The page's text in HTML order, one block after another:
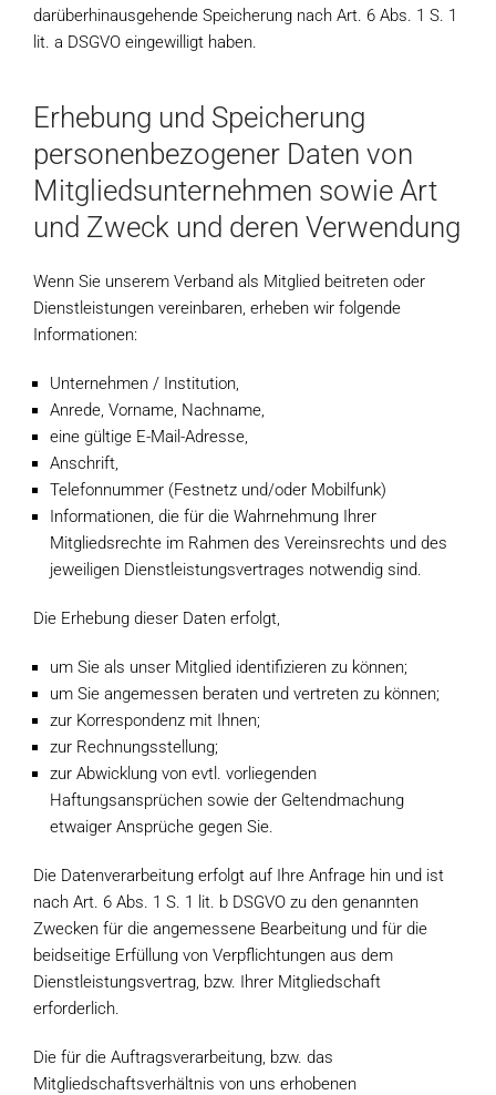
darüberhinausgehende Speicherung nach Art. 6 Abs. 1 S. 1
lit. a DSGVO eingewilligt haben.
Erhebung und Speicherung
personenbezogener Daten von
Mitgliedsunternehmen sowie Art
und Zweck und deren Verwendung
Wenn Sie unserem Verband als Mitglied beitreten oder
Dienstleistungen vereinbaren, erheben wir folgende
Informationen:
Unternehmen / Institution,
Anrede, Vorname, Nachname,
eine gültige E-Mail-Adresse,
Anschrift,
Telefonnummer (Festnetz und/oder Mobilfunk)
Informationen, die für die Wahrnehmung Ihrer
Mitgliedsrechte im Rahmen des Vereinsrechts und des
jeweiligen Dienstleistungsvertrages notwendig sind.
Die Erhebung dieser Daten erfolgt,
um Sie als unser Mitglied identifizieren zu können;
um Sie angemessen beraten und vertreten zu können;
zur Korrespondenz mit Ihnen;
zur Rechnungsstellung;
zur Abwicklung von evtl. vorliegenden
Haftungsansprüchen sowie der Geltendmachung
etwaiger Ansprüche gegen Sie.
Die Datenverarbeitung erfolgt auf Ihre Anfrage hin und ist
nach Art. 6 Abs. 1 S. 1 lit. b DSGVO zu den genannten
Zwecken für die angemessene Bearbeitung und für die
beidseitige Erfüllung von Verpflichtungen aus dem
Dienstleistungsvertrag, bzw. Ihrer Mitgliedschaft
erforderlich.
Die für die Auftragsverarbeitung, bzw. das
Mitgliedschaftsverhältnis von uns erhobenen